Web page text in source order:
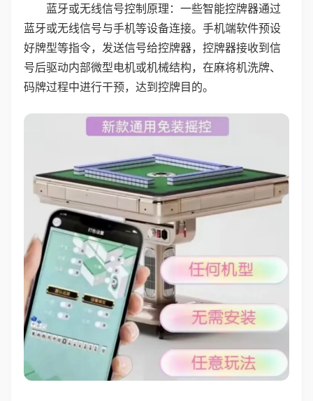
蓝牙或无线信号控制原理：一些智能控牌器通过
蓝牙或无线信号与手机等设备连接。手机端软件预设
好牌型等指令，发送信号给控牌器，控牌器接收到信
号后驱动内部微型电机或机械结构，在麻将机洗牌、
码牌过程中进行干预，达到控牌目的。